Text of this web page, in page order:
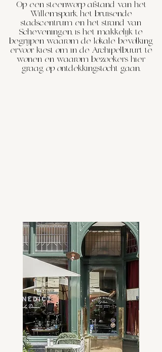
Op een steenworp afstand van het
Willemspark, het bruisende
stadscentrum en het strand van
Scheveningen, is het makkelijk te
begrijpen waarom de lokale bevolking
ervoor kiest om in de Archipelbuurt te
wonen en waarom bezoekers hier
graag op ontdekkingstocht gaan.